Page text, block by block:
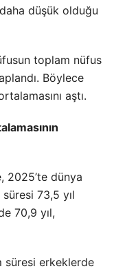
düşük olduğu
toplam nüfus
Böylece
aştı.
2025’te dünya
73,5 yıl
70,9 yıl,
süresi erkeklerde